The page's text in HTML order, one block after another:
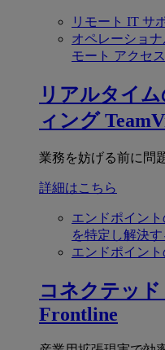
リモート IT サ
オペレーショ
モート アクセス
リアルタイ
ィング
業務を妨げる前に問
詳細はこちら
エンドポイン
を特定し解決す
エンドポイン
コネクテッ
Frontline